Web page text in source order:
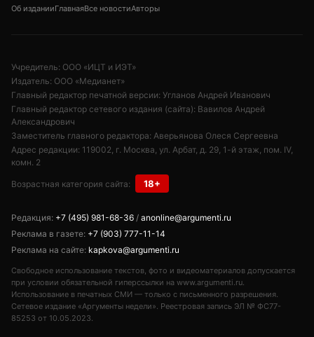
Об изданииГлавнаяВсе новостиАвторы
Учредитель: ООО «ИЦТ и ИЭТ»
Издатель: ООО «Медианет»
Главный редактор печатной версии: Угланов Андрей Иванович
Главный редактор сетевого издания (сайта): Вавилов Андрей
Александрович
Заместитель главного редактора: Аверьянова Олеся Сергеевна
Адрес редакции: 119002, г. Москва, ул. Арбат, д. 29, 1-й этаж, пом. IV,
комн. 2
Возрастная категория сайта: 18+
Редакция: +7 (495) 981-68-36 / anonline@argumenti.ru
Реклама в газете: +7 (903) 777-11-14
Реклама на сайте: kapkova@argumenti.ru
Свободное использование текстов, фото и видеоматериалов допускается
при условии обязательной гиперссылки на www.argumenti.ru.
Использование в печатных СМИ — только с письменного разрешения.
Сетевое издание «Аргументы недели». Реестровая запись ЭЛ № ФС77-
85253 от 10.05.2023.